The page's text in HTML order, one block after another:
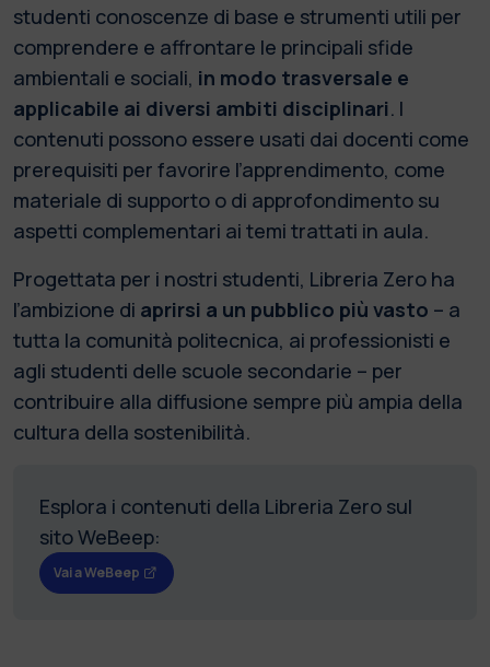
studenti conoscenze di base e strumenti utili per
comprendere e affrontare le principali sfide
ambientali e sociali, in modo trasversale e
applicabile ai diversi ambiti disciplinari. I
contenuti possono essere usati dai docenti come
prerequisiti per favorire l’apprendimento, come
materiale di supporto o di approfondimento su
aspetti complementari ai temi trattati in aula.
Progettata per i nostri studenti, Libreria Zero ha
l’ambizione di aprirsi a un pubblico più vasto – a
tutta la comunità politecnica, ai professionisti e
agli studenti delle scuole secondarie – per
contribuire alla diffusione sempre più ampia della
cultura della sostenibilità.
Esplora i contenuti della Libreria Zero sul
sito WeBeep:
Vai a WeBeep